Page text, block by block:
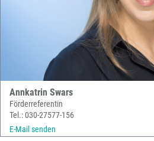
Annkatrin Swars
Förderreferentin
Tel.: 030-27577-156
E-Mail senden